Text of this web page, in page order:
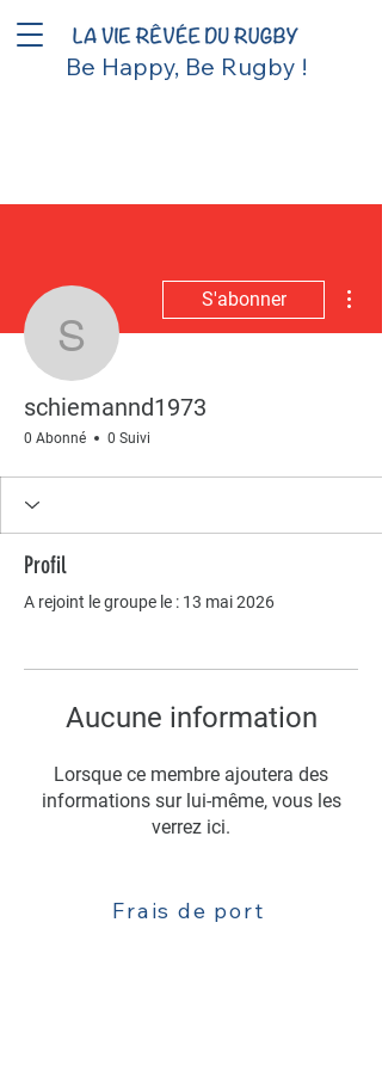
Be Happy, Be Rugby !
schiemannd1973
S'abonner
schiemannd1973
0 Abonné 0 Suivi
Profil
A rejoint le groupe le : 13 mai 2026
Aucune information
Lorsque ce membre ajoutera des
informations sur lui-même, vous les
verrez ici.
Frais de port